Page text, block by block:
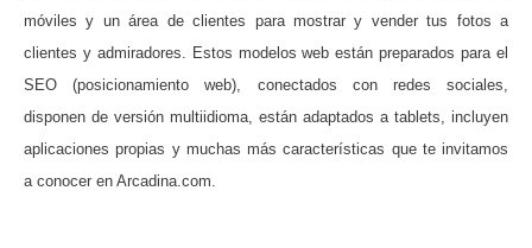
móviles y un área de clientes para mostrar y vender tus fotos a
clientes y admiradores. Estos modelos web están preparados para el
SEO (posicionamiento web), conectados con redes sociales,
disponen de versión multiidioma, están adaptados a tablets, incluyen
aplicaciones propias y muchas más características que te invitamos
a conocer en Arcadina.com.